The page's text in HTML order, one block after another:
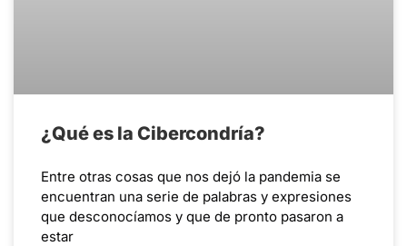
¿Qué es la Cibercondría?
Entre otras cosas que nos dejó la pandemia se
encuentran una serie de palabras y expresiones
que desconocíamos y que de pronto pasaron a
estar